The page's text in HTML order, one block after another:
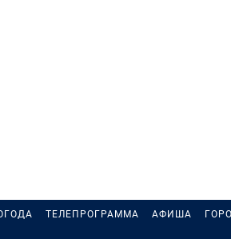
ТЕЛЕПРОГРАММА АФИША